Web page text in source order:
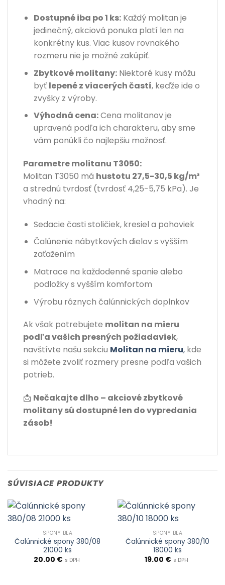
Dostupné iba po 1 ks:Každý molitan je
jedinečný, akciová ponuka platí len na
konkrétny kus. Viac kusov rovnakého
rozmeru nie je možné zakúpiť.
Zbytkové molitany:Niektoré kusy môžu
byť lepené z viacerých častí, keďže ide o
zvyšky z výroby.
Výhodná cena:Cena molitanov je
upravená podľa ich charakteru, aby sme
vám ponúkli čo najlepšiu možnosť.
Parametre molitanu T3050:
Molitan T3050 má hustotu 27,5-30,5 kg/m³
a strednú tvrdosť (tvrdosť 4,25-5,75 kPa). Je
vhodný na:
Sedacie časti stoličiek, kresiel a pohoviek
Čalúnenie nábytkových dielov s vyšším
zaťažením
Matrace na každodenné spanie alebo
podložky s vyšším komfortom
Výrobu rôznych čalúnnických doplnkov
Ak však potrebujete molitan na mieru
podľa vašich presných požiadaviek,
navštívte našu sekciu Molitan na mieru, kde
si môžete zvoliť rozmery presne podľa vašich
potrieb.
📩 Nečakajte dlho – akciové zbytkové
molitany sú dostupné len do vypredania
zásob!
SÚVISIACE PRODUKTY
SPONY BEA
Čalúnnické spony 380/08
21000 ks
20.00 € s DPH
SPONY BEA
Čalúnnické spony 380/10
18000 ks
19.00 € s DPH